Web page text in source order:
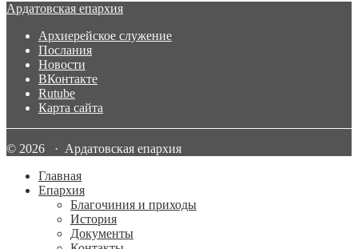
Ардатовская епархия
Архиерейское служение
Послания
Новости
ВКонтакте
Rutube
Карта сайта
© 2026 · Ардатовская епархия
Главная
Епархия
Благочиния и приходы
История
Документы